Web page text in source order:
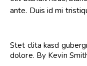
ante. Duis id mi
Stet clita kasd
dolore. By Kevin